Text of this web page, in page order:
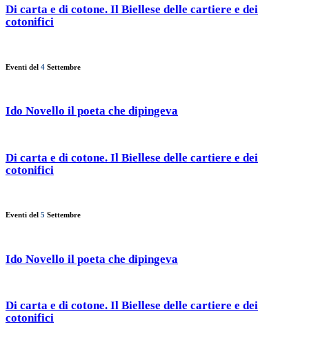
Di carta e di cotone. Il Biellese delle cartiere e dei
cotonifici
Eventi del 4 Settembre
Ido Novello il poeta che dipingeva
Di carta e di cotone. Il Biellese delle cartiere e dei
cotonifici
Eventi del 5 Settembre
Ido Novello il poeta che dipingeva
Di carta e di cotone. Il Biellese delle cartiere e dei
cotonifici